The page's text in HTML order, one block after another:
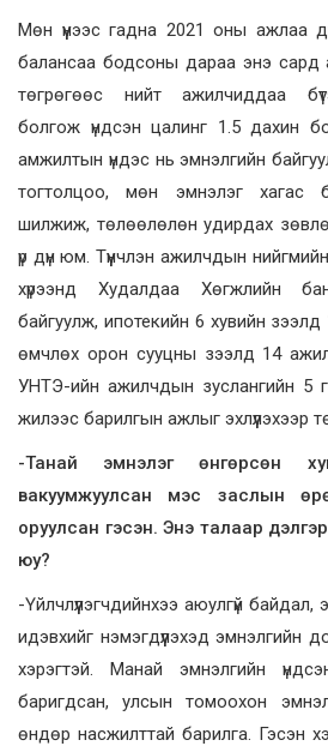
Мөн үүнээс гадна 2021 оны ажлаа
балансаа бодсоны дараа энэ сард
төгрөгөөс нийт ажилчиддаа
болгож үндсэн цалинг 1.5 дахин
амжилтын үндэс нь эмнэлгийн
тогтолцоо, мөн эмнэлэг хагас
шилжиж, төлөөлөлөн удирдах
үр дүн юм. Түүнчлэн ажилчдын
хүрээнд Худалдаа Хөгжлийн
байгуулж, ипотекийн 6 хувийн зээлд
өмчлөх орон сууцны зээлд 14
УНТЭ-ийн ажилчдын зуслангийн 5
жилээс барилгын ажлыг эхлүүлэхээр
-Танай эмнэлэг өнгөрсөн
вакуумжуулсан мэс заслын
оруулсан гэсэн. Энэ талаар
юу?
-Үйлчлүүлэгчдийнхээ аюулгүй
идэвхийг нэмэгдүүлэхэд эмнэлгийн
хэрэгтэй. Манай эмнэлгийн
баригдсан, улсын томоохон
өндөр насжилттай барилга. Гэсэн